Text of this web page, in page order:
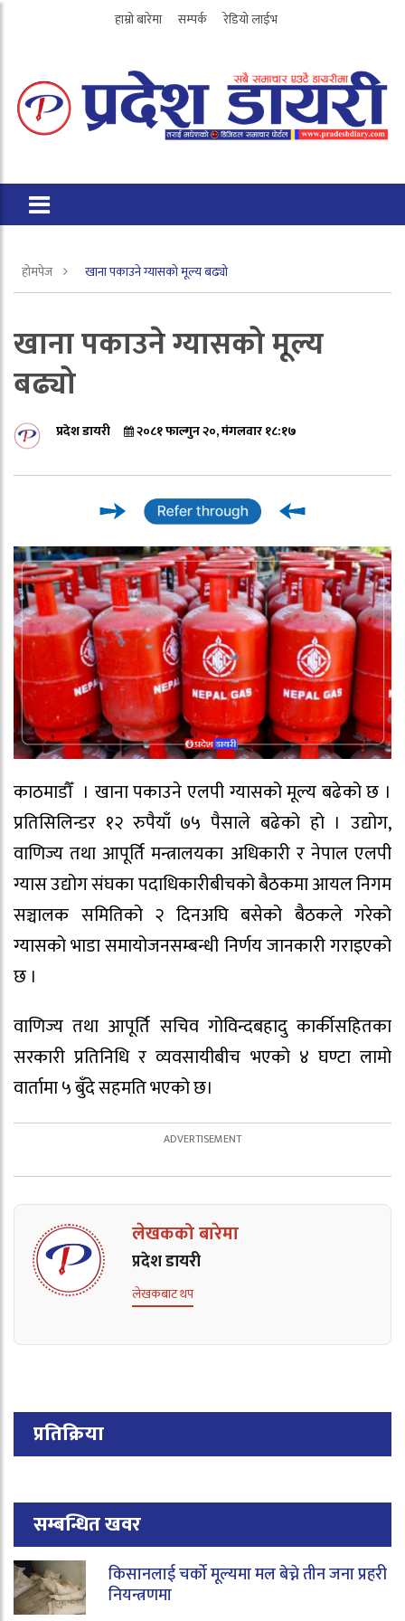
हाम्रो बारेमा सम्पर्क रेडियो लाईभ
होमपेज खाना पकाउने ग्यासको मूल्य बढ्यो
खाना पकाउने ग्यासको मूल्य
बढ्यो
प्रदेश डायरी २०८१ फाल्गुन २०, मंगलवार १८:१७
काठमाडौँ । खाना पकाउने एलपी ग्यासको मूल्य बढेको छ ।
प्रतिसिलिन्डर १२ रुपैयाँ ७५ पैसाले बढेको हो । उद्योग,
वाणिज्य तथा आपूर्ति मन्त्रालयका अधिकारी र नेपाल एलपी
ग्यास उद्योग संघका पदाधिकारीबीचको बैठकमा आयल निगम
सञ्चालक समितिको २ दिनअघि बसेको बैठकले गरेको
ग्यासको भाडा समायोजनसम्बन्धी निर्णय जानकारी गराइएको
छ ।
वाणिज्य तथा आपूर्ति सचिव गोविन्दबहादु कार्कीसहितका
सरकारी प्रतिनिधि र व्यवसायीबीच भएको ४ घण्टा लामो
वार्तामा ५ बुँदे सहमति भएको छ।
लेखकको बारेमा
प्रदेश डायरी
लेखकबाट थप
प्रतिक्रिया
सम्बन्धित खवर
किसानलाई चर्को मूल्यमा मल बेच्ने तीन जना प्रहरी
नियन्त्रणमा